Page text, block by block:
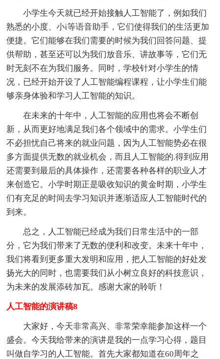
小学生今天就已经开始接触人工智能了，例如我们
熟悉的小度、小i等语音助手，它们使得我们的生活更加
便捷。它们能够在我们需要的时候为我们回答问题、提
供帮助，甚至还可以为我们放音乐、讲故事等，它们无
时无刻不在为我们服务。同时，学校针对小学生的情
况，已经开始开设了人工智能编程课程，让小学生们能
够亲身体验和学习人工智能的知识。
在未来的十年中，人工智能的应用也将会不断创
新，从而更好地满足我们各个领域中的需求。小学生们
不必担忧自己将来的就业问题，因为人工智能势必在很
多方面提供无数的就业机会，而且人工智能的.得到应用
还需要到最后的具体操作，还需要各种各样的职业人才
来创造它。小学时期正是吸收知识的黄金时期，小学生
们有充足的时间去学习知识并逐渐适应人工智能时代的
到来。
总之，人工智能已经成为我们日常生活中的一部
分，它为我们带来了无数的便利和改变。未来十年中，
我们将看到更多重大发明和应用，把人工智能的好处发
扬光大的同时，也需要我们从小树立良好的科技意识，
为未来的发展添砖加瓦。感谢大家的聆听！
人工智能的演讲稿8
大家好，今天非常高兴、非常荣幸能参加这样一个
盛会。今天我给带来的演讲是我的一点学习心得，题目
叫做自学习的人工智能。首先大家都知道在60周年之